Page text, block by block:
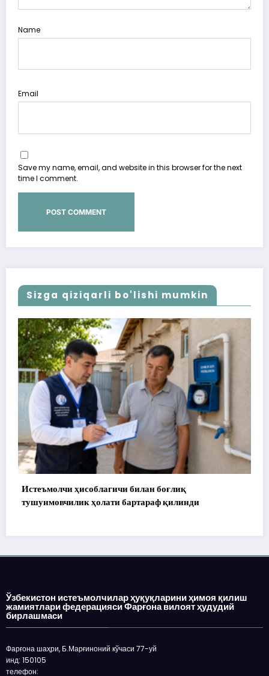
Name
Email
Save my name, email, and website in this browser for the next
time I comment.
Sizga qiziqarli bo'lishi mumkin
боғлиқ
қилинди
172 миллион сўм тўланди,
жамиятлари федерацияси Фарғона вилоят ҳудудий
бирлашмаси
инд: 150105
телефон:
e-mail: fargonakhb@mail.ru